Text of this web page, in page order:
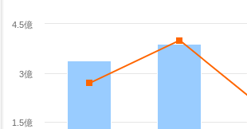
1.5億
3億
4.5億